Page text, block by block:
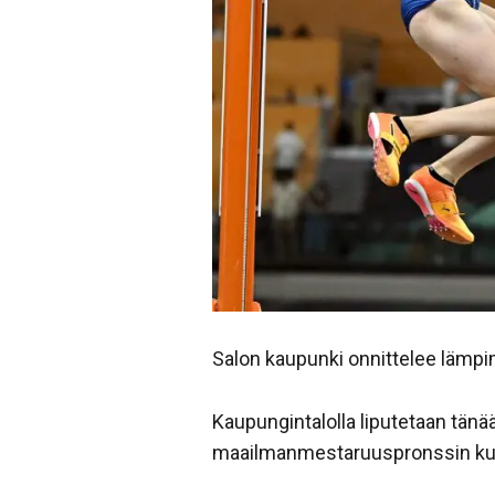
Salon kaupunki onnittelee
Kaupungintalolla liputetaan
maailmanmestaruuspronssin